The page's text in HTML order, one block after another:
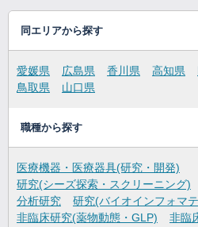
同エリアから探す
愛媛県 広島県 香川県 高知県
鳥取県
山口県
職種から探す
医療機器・医療器具(研究・開発)
研究(シーズ探索・スクリーニング)
分析研究
研究(バイオインフォマ
非臨床研究(薬物動態・GLP)
非臨